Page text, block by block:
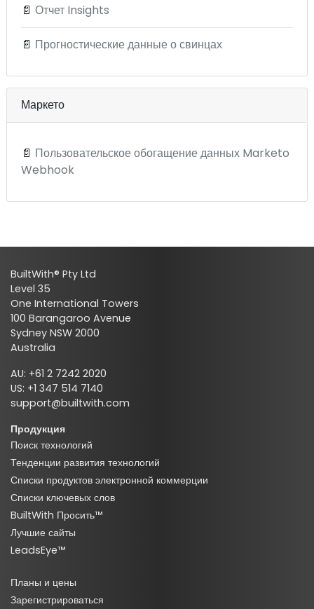
📄 Отчет Insights
📄 Прогностические данные о свинцах
Маркето
📄 Пользовательское обогащение данных Marketo
Webhook
BuiltWith® Pty Ltd
Level 35
One International Towers
100 Barangaroo Avenue
Sydney NSW 2000
Australia
AU: +61 2 7242 2020
US: +1 347 514 7140
support@builtwith.com
Продукция
Поиск технологий
Тенденции развития технологий
Списки продуктов электронной коммерции
Списки ключевых слов
BuiltWith Просить™
Лучшие сайты
LeadsEye™
Планы и цены
Зарегистрироваться